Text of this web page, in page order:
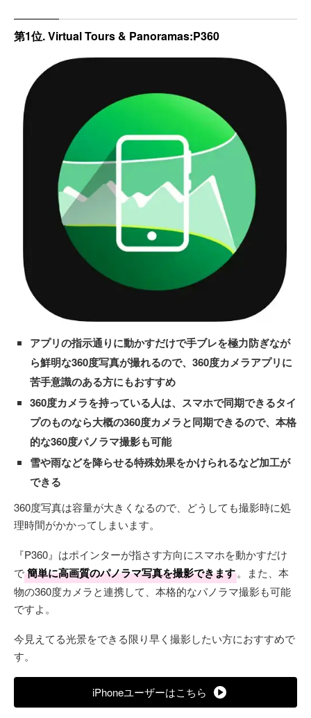
第1位. Virtual Tours & Panoramas:P360
アプリの指示通りに動かすだけで手ブレを極力防ぎなが
ら鮮明な360度写真が撮れるので、360度カメラアプリに
苦手意識のある方にもおすすめ
360度カメラを持っている人は、スマホで同期できるタイ
プのものなら大概の360度カメラと同期できるので、本格
的な360度パノラマ撮影も可能
雪や雨などを降らせる特殊効果をかけられるなど加工が
できる
360度写真は容量が大きくなるので、どうしても撮影時に処
理時間がかかってしまいます。
『P360』はポインターが指さす方向にスマホを動かすだけ
で簡単に高画質のパノラマ写真を撮影できます。また、本
物の360度カメラと連携して、本格的なパノラマ撮影も可能
ですよ。
今見えてる光景をできる限り早く撮影したい方におすすめで
す。
iPhoneユーザーはこちら